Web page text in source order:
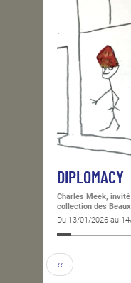
DIPLOMACY
Charles Meek,
collection des
Du 13/01/2026 au
‹‹